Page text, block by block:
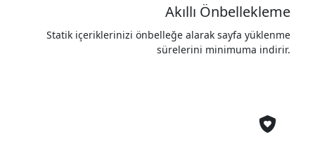
Akıllı Önbellekleme
Statik içeriklerinizi önbelleğe alarak sayfa yüklenme
sürelerini minimuma indirir.